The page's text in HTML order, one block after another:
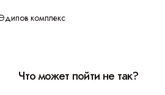
Что может пойти не так?